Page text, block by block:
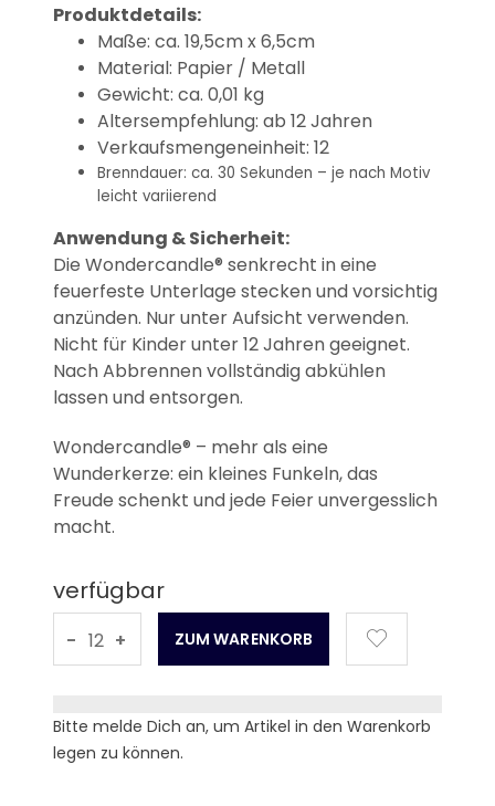
Produktdetails:
Maße: ca. 19,5cm x 6,5cm
Material: Papier / Metall
Gewicht: ca. 0,01 kg
Altersempfehlung: ab 12 Jahren
Verkaufsmengeneinheit: 12
Brenndauer: ca. 30 Sekunden – je nach Motiv
leicht variierend
Anwendung & Sicherheit:
Die Wondercandle® senkrecht in eine
feuerfeste Unterlage stecken und vorsichtig
anzünden. Nur unter Aufsicht verwenden.
Nicht für Kinder unter 12 Jahren geeignet.
Nach Abbrennen vollständig abkühlen
lassen und entsorgen.
Wondercandle® – mehr als eine
Wunderkerze: ein kleines Funkeln, das
Freude schenkt und jede Feier unvergesslich
macht.
verfügbar
- +
Bitte melde Dich an, um Artikel in den Warenkorb
legen zu können.